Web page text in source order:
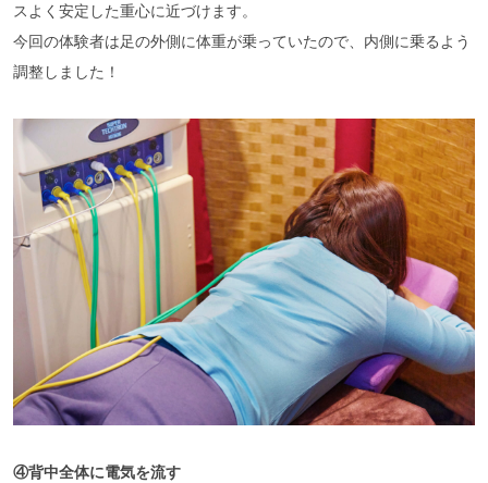
スよく安定した重心に近づけます。
今回の体験者は足の外側に体重が乗っていたので、内側に乗るよう
調整しました！
④背中全体に電気を流す